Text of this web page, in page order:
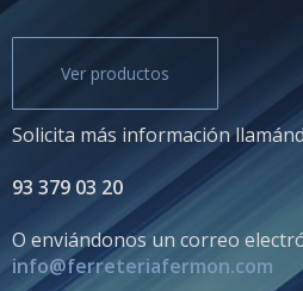
Ver productos
Solicita más información
93 379 03 20
O enviándonos un correo
info@ferreteriafermon.com